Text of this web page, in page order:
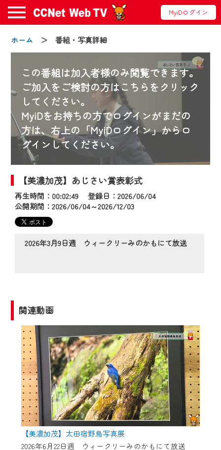
MyiDログイン
ホーム ＞ 番組・写真詳細
この番組は加入者様のみ閲覧できます。
ご加入をご検討の方はこちらをクリック
してください。
MyiDをお持ちの方でログインがまだの
方は、右上の「MyiDログイン」からロ
グインしてください。
【美濃加茂】あじさい賞表彰式
再生時間：00:02:49 登録日：2026/06/04
公開期間：2026/06/04～2026/12/03
2026年3月9日週 ウィークリーみのかもにて放送
関連動画
【美濃加茂】太田宿野鳥写真展
2026年6月22日週 ウィークリーみのかもにて放送
お知らせ
2024/09/02
動画配信サービス『CCNet Web TV』は2024
年9月24日からリニューアルします！
【変更点】
◆デザイン変更により、お住まいの地域
の動画コンテンツが一目瞭然。
◆当社アプリやＰＣブラウザから、いつ
でも・どこでも・外出先でも！
2024年9月24日からはご加入者様へのサー
ビス向上のため、
『CCNet Web TV』を利用いただくには、
一部コンテンツを除き、
CCNetサービスへの加入と『CCNetマイ
ページ※』へのログインが必要となりま
す。
何卒、ご理解ご了承の程よろしくお願い
いたします。
※マイページへのログインには、MyIDが必